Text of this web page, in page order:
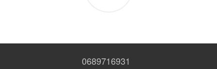
0689716931